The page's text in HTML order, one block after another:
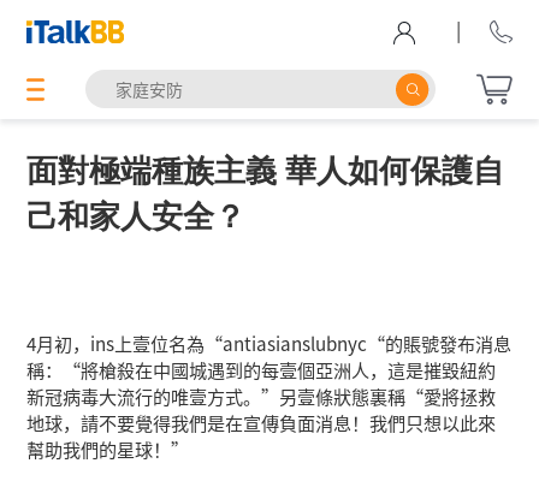
|
面對極端種族主義 華人如何保護自
己和家人安全？
4月初，ins上壹位名為“antiasianslubnyc“的賬號發布消息
稱：“將槍殺在中國城遇到的每壹個亞洲人，這是摧毀紐約
新冠病毒大流行的唯壹方式。”另壹條狀態裏稱“愛將拯救
地球，請不要覺得我們是在宣傳負面消息！我們只想以此來
幫助我們的星球！”